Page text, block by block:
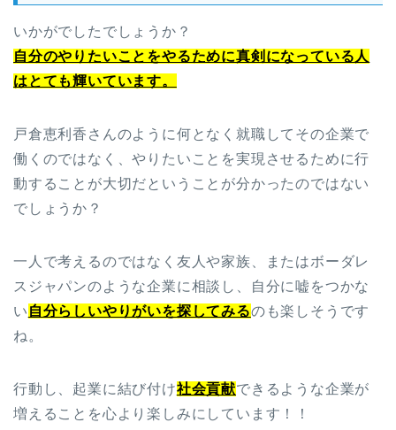
いかがでしたでしょうか？
自分のやりたいことをやるために真剣になっている人
はとても輝いています。
戸倉恵利香さんのように何となく就職してその企業で
働くのではなく、やりたいことを実現させるために行
動することが大切だということが分かったのではない
でしょうか？
一人で考えるのではなく友人や家族、またはボーダレ
スジャパンのような企業に相談し、自分に嘘をつかな
い 自分らしいやりがいを探してみるのも楽しそうです
ね。
行動し、起業に結び付け社会貢献できるような企業が
増えることを心より楽しみにしています！！